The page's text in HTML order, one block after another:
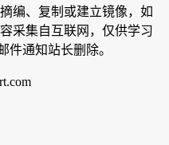
编、复制或建立镜像，如
采集自互联网，仅供学习
件通知站长删除。